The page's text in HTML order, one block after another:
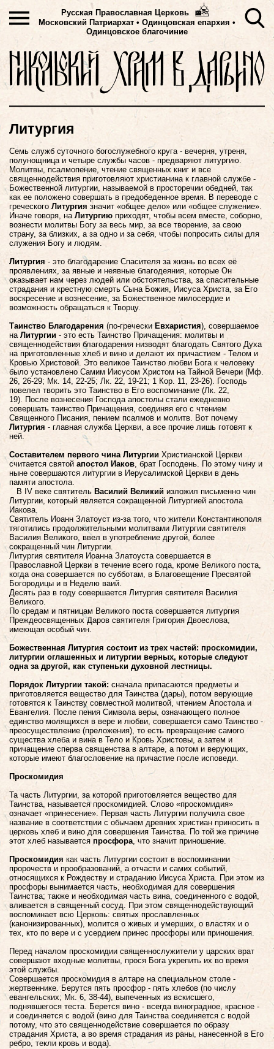
Русская Православная Церковь
Московский Патриархат • Одинцовская епархия •
Одинцовское благочиние
Литургия
Семь служб суточного богослужебного круга - вечерня, утреня,
полунощница и четыре службы часов - предваряют литургию.
Молитвы, псалмопение, чтение священных книг и все
священнодействия приготовляют христианина к главной службе -
Божественной литургии, называемой в просторечии обедней, так
как ее положено совершать в предобеденное время. В переводе с
греческого Литургия значит «общее дело» или «общее служение».
Иначе говоря, на Литургиюприходят, чтобы всем вместе, соборно,
вознести молитвы Богу за весь мир, за все творение, за свою
страну, за близких, а за одно и за себя, чтобы попросить силы для
служения Богу и людям.
Литургия - это благодарение Спасителя за жизнь во всех её
проявлениях, за явные и неявные благодеяния, которые Он
оказывает нам через людей или обстоятельства, за спасительные
страдания и крестную смерть Сына Божия, Иисуса Христа, за Его
воскресение и вознесение, за Божественное милосердие и
возможность обращаться к Творцу.
Таинство Благодарения (по-гречески Евхаристия), совершаемое
на Литургии- это есть Таинство Причащения: молитвы и
священнодействия благодарения низводят благодать Святого Духа
на приготовленные хлеб и вино и делают их причастием - Телом и
Кровью Христовой. Это великое Таинство любви Бога к человеку
было установлено Самим Иисусом Христом на Тайной Вечери (Мф.
26, 26-29; Мк. 14, 22-25; Лк. 22, 19-21; 1 Кор. 11, 23-26). Господь
повелел творить это Таинство в Его воспоминание (Лк. 22,
19). После вознесения Господа апостолы стали ежедневно
совершать таинство Причащения, соединяя его с чтением
Священного Писания, пением псалмов и молитв. Вот почему
Литургия - главная служба Церкви, а все прочие лишь готовят к
ней.
Составителем первого чина ЛитургииХристианской Церкви
считается святой апостол Иаков, брат Господень. По этому чину и
ныне совершаются литургии в Иерусалимской Церкви в день
памяти апостола.
В IV веке святитель Василий Великийизложил письменно чин
Литургии, который является сокращенной Литургией апостола
Иакова.
Святитель Иоанн Златоуст из-за того, что жители Константинополя
тяготились продолжительными молитвами Литургии святителя
Василия Великого, ввел в употребление другой, более
сокращенный чин Литургии.
Литургия святителя Иоанна Златоуста совершается в
Православной Церкви в течение всего года, кроме Великого поста,
когда она совершается по субботам, в Благовещение Пресвятой
Богородицы и в Неделю ваий.
Десять раз в году совершается Литургия святителя Василия
Великого.
По средам и пятницам Великого поста совершается литургия
Преждеосвященных Даров святителя Григория Двоеслова,
имеющая особый чин.
Божественная Литургия состоит из трех частей: проскомидии,
литургии оглашенных и литургии верных, которые следуют
одна за другой, как ступеньки духовной лестницы.
Порядок Литургии такой:сначала припасаются предметы и
приготовляется вещество для Таинства (дары), потом верующие
готовятся к Таинству совместной молитвой, чтением Апостола и
Евангелия. После пения Символа веры, означающего полное
единство молящихся в вере и любви, совершается само Таинство -
преосуществление (преложения), то есть превращение самого
существа хлеба и вина в Тело и Кровь Христовы, а затем и
причащение сперва священства в алтаре, а потом и верующих,
которые имеют благословение на причастие после исповеди.
Проскомидия
Та часть Литургии, за которой приготовляется вещество для
Таинства, называется проскомидией. Слово «проскомидия»
означает «принесение». Первая часть Литургии получила свое
название в соответствии с обычаем древних христиан приносить в
церковь хлеб и вино для совершения Таинства. По той же причине
этот хлеб называется просфора, что значит приношение.
Проскомидия как часть Литургии состоит в воспоминании
пророчеств и прообразований, а отчасти и самих событий,
относящихся к Рождеству и страданию Иисуса Христа. При этом из
просфоры вынимается часть, необходимая для совершения
Таинства; также и необходимая часть вина, соединенного с водой,
вливается в священный сосуд. При этом священнодействующий
воспоминает всю Церковь: святых прославленных
(канонизированных), молится о живых и умерших, о властях и о
тех, кто по вере и с усердием принес просфоры или приношения.
Перед началом проскомидии священнослужители у царских врат
совершают входные молитвы, прося Бога укрепить их во время
этой службы.
Совершается проскомидия в алтаре на специальном столе -
жертвеннике. Берутся пять просфор - пять хлебов (по числу
евангельских; Мк. 6, 38-44), выпеченных из вскисшего,
поднявшегося теста. Берется вино - всегда виноградное, красное -
и соединяется с водой (вино для Таинства соединяется с водой
потому, что это священнодействие совершается по образу
страдания Христа, а во время страдания из раны, нанесенной в Его
ребро, текли кровь и вода).